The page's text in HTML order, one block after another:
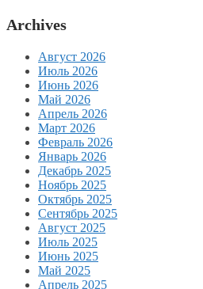
Archives
Август 2026
Июль 2026
Июнь 2026
Май 2026
Апрель 2026
Март 2026
Февраль 2026
Январь 2026
Декабрь 2025
Ноябрь 2025
Октябрь 2025
Сентябрь 2025
Август 2025
Июль 2025
Июнь 2025
Май 2025
Апрель 2025